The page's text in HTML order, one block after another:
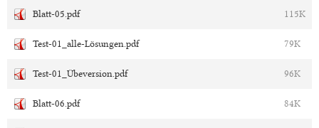
Blatt-05.pdf 115K
Test-01_alle-Lösungen.pdf 79K
Test-01_Übeversion.pdf 96K
Blatt-06.pdf 84K